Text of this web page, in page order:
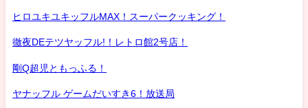
ヒロユキユキッフルMAX！スーパークッキング！
徹夜DEテツヤッフル!！レトロ館2号店！
剛Q超児ともっふる！
ヤナッフル ゲームだいすき6！放送局